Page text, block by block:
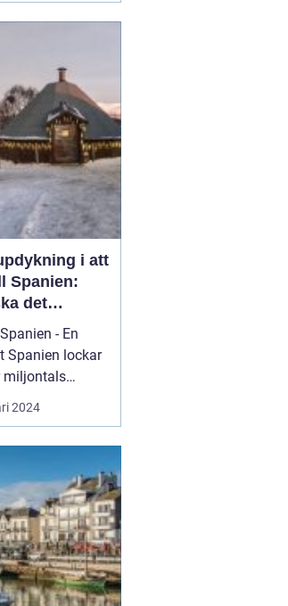
i att
Spanien:
det
- En
miljontals
med sina
stränder, rika
geografi och
Spanien
alla smaker.
om du är ute
2024